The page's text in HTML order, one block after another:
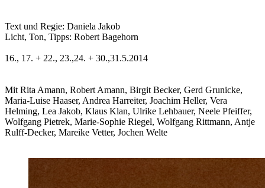
Text und Regie: Daniela Jakob
Licht, Ton, Tipps: Robert Bagehorn
16., 17. + 22., 23.,24. + 30.,31.5.2014
Mit Rita Amann, Robert Amann, Birgit Becker, Gerd Grunicke,
Maria-Luise Haaser, Andrea Harreiter, Joachim Heller, Vera
Helming, Lea Jakob, Klaus Klan, Ulrike Lehbauer, Neele Pfeiffer,
Wolfgang Pietrek, Marie-Sophie Riegel, Wolfgang Rittmann, Antje
Rulff-Decker, Mareike Vetter, Jochen Welte